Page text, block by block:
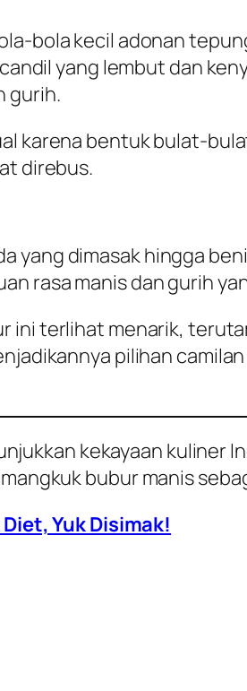
bola kecil adonan
yang lembut dan
gurih.
karena bentuk bulat-
direbus.
dimasak hingga
rasa manis dan gurih
terlihat menarik,
pilihan
kekayaan kuliner
bubur manis
Yuk Disimak!